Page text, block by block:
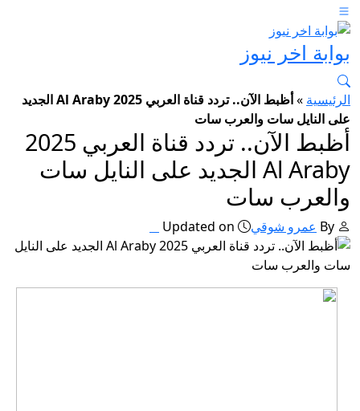
بوابة اخر نيوز
الرئيسية »
أظبط الآن.. تردد قناة العربي 2025 Al Araby الجديد
على النايل سات والعرب سات
أظبط الآن.. تردد قناة العربي 2025
Al Araby الجديد على النايل سات
والعرب سات
By عمرو شوقي Updated on